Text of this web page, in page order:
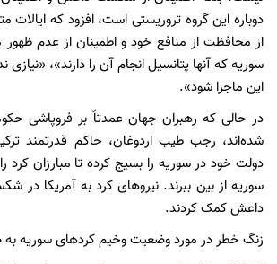
دوباره این گروه تروریستی است، افزود که ایالات
از محافظت از منافع خود و اطمینان از عدم
سوریه که آنها پتانسیل انجام آن را دارند»، «نیازی
این ماجرا شود».
در حالی که رهبران جهان عمدتاً بر فروپاشی
شده‌اند، رجب طیب اردوغان، حاکم قدرتمند
دولت خود در سوریه را بسیج کرده تا مبارزان کرد
سوریه از بین ببرند. نیروهای کرد به آمریکا
داعش کمک کردند.
زنگ خطر در مورد وضعیت وخیم کردهای سوریه